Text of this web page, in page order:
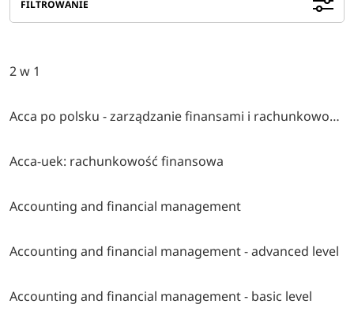
FILTROWANIE
2 w 1
Acca po polsku - zarządzanie finansami i rachunkowość w środowisku międzynarodowym
Acca-uek: rachunkowość finansowa
Accounting and financial management
Accounting and financial management - advanced level
Accounting and financial management - basic level